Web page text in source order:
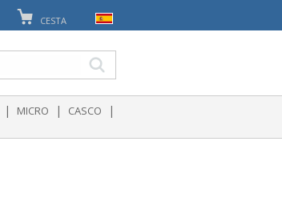
CESTA
| MICRO | CASCO |